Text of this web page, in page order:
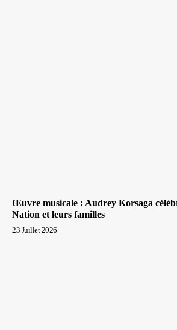
Œuvre musicale : Audrey Korsaga
Nation et leurs familles
23 Juillet 2026